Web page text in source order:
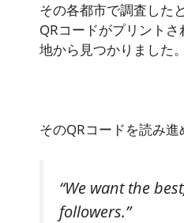
その各都市で調査した
QRコードがプリント
地から見つかりました。
そのQRコードを読み進
“We want the
followers.”